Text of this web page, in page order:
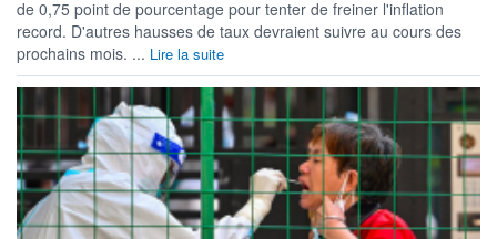
de 0,75 point de pourcentage pour tenter de freiner l'inflation
record. D'autres hausses de taux devraient suivre au cours des
prochains mois. ... Lire la suite